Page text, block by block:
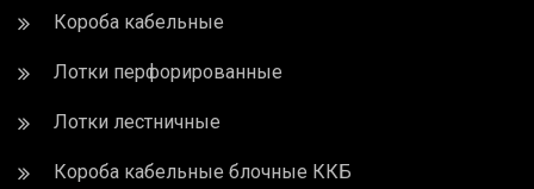
Короба кабельные
Лотки перфорированные
Лотки лестничные
Короба кабельные блочные ККБ